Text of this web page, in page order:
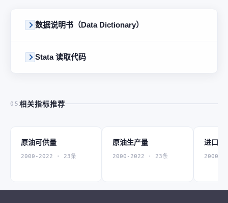
数据说明书（Data Dictionary）
Stata 读取代码
05 相关指标推荐
原油可供量
2000-2022 · 23条
原油生产量
2000-2022 · 23条
进口原
2000-